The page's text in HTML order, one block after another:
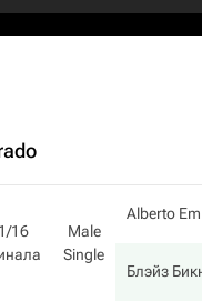
1/16
Male
Single
Alberto
Блэйз